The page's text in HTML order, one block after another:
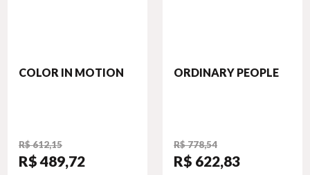
COLOR IN MOTION
R$ 612,15
R$ 489,72
ORDINARY PEOPLE
R$ 778,54
R$ 622,83